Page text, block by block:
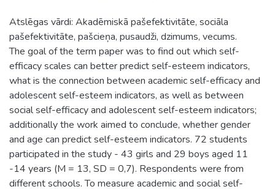
Atslēgas vārdi: Akadēmiskā pašefektivitāte, sociāla
pašefektivitāte, pašcieņa, pusaudži, dzimums, vecums.
The goal of the term paper was to find out which self-
efficacy scales can better predict self-esteem indicators,
what is the connection between academic self-efficacy and
adolescent self-esteem indicators, as well as between
social self-efficacy and adolescent self-esteem indicators;
additionally the work aimed to conclude, whether gender
and age can predict self-esteem indicators. 72 students
participated in the study - 43 girls and 29 boys aged 11
-14 years (M = 13, SD = 0,7). Respondents were from
different schools. To measure academic and social self-